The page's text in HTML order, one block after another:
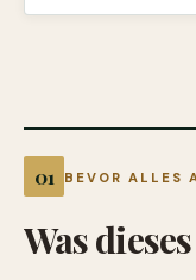
BEVOR ALLES
Wasdieses